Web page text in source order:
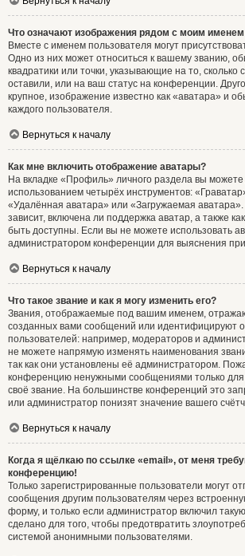
Что означают изображения рядом с моим
Вместе с именем пользователя могут
Одно из них может относиться к вашему званию,
квадратики или точки, указывающие на то, сколько
оставили, или на ваш статус на конференции.
крупное, изображение известно как «аватара» и
каждого пользователя.
Вернуться к началу
Как мне включить отображение аватары?
На вкладке «Профиль» личного раздела вы можете
использованием четырёх инструментов:
«Удалённая аватара» или «Загружаемая
зависит, включена ли поддержка аватар, а также
быть доступны. Если вы не можете использовать
администратором конференции для выяснения
Вернуться к началу
Что такое звание и как я могу изменить его?
Звания, отображаемые под вашим именем,
созданных вами сообщений или идентифицируют
пользователей: например, модераторов и
не можете напрямую изменять наименования
так как они установлены её администратором.
конференцию ненужными сообщениями только для
своё звание. На большинстве конференций это
или администратор понизят значение вашего
Вернуться к началу
Когда я щёлкаю по ссылке «email», от меня
конференцию!
Только зарегистрированные пользователи могут
сообщения другим пользователям через
форму, и только если администратор включил
сделано для того, чтобы предотвратить
системой анонимными пользователями.